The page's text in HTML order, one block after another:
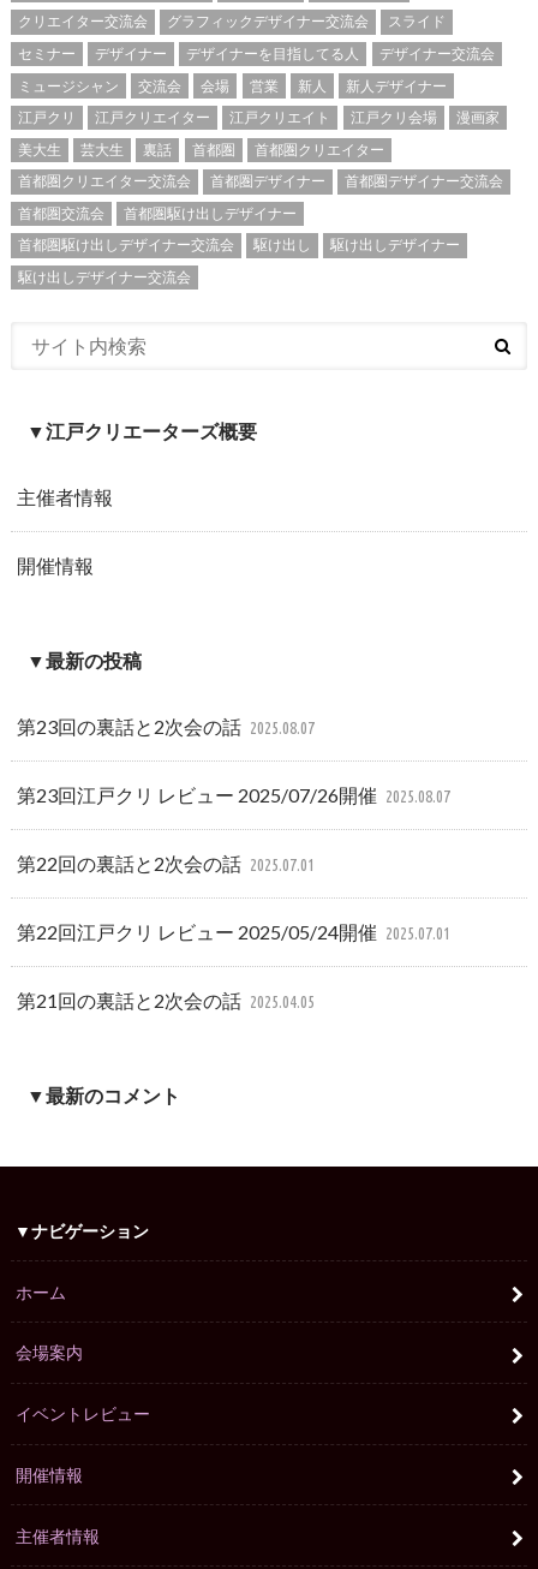
クリエイター交流会
グラフィックデザイナー交流会
スライド
セミナー
デザイナー デザイナーを目指してる人
デザイナー交流会
ミュージシャン
交流会 会場 営業 新人
新人デザイナー
江戸クリ
江戸クリエイター 江戸クリエイト 江戸クリ会場
漫画家
美大生
芸大生 裏話 首都圏
首都圏クリエイター
首都圏クリエイター交流会
首都圏デザイナー
首都圏デザイナー交流会
首都圏交流会
首都圏駆け出しデザイナー
首都圏駆け出しデザイナー交流会
駆け出し
駆け出しデザイナー
駆け出しデザイナー交流会
▼江戸クリエーターズ概要
主催者情報
開催情報
▼最新の投稿
第23回の裏話と2次会の話 2025.08.07
第23回江戸クリ レビュー 2025/07/26開催 2025.08.07
第22回の裏話と2次会の話 2025.07.01
第22回江戸クリ レビュー 2025/05/24開催 2025.07.01
第21回の裏話と2次会の話 2025.04.05
▼最新のコメント
▼ナビゲーション
ホーム
会場案内
イベントレビュー
開催情報
主催者情報